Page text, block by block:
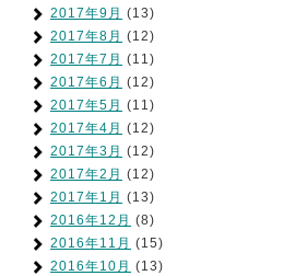
2017年9月 (13)
2017年8月 (12)
2017年7月 (11)
2017年6月 (12)
2017年5月 (11)
2017年4月 (12)
2017年3月 (12)
2017年2月 (12)
2017年1月 (13)
2016年12月 (8)
2016年11月 (15)
2016年10月 (13)